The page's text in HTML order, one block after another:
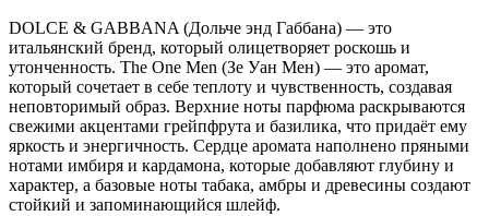
DOLCE & GABBANA (Дольче энд Габбана) — это
итальянский бренд, который олицетворяет роскошь и
утонченность. The One Men (Зе Уан Мен) — это аромат,
который сочетает в себе теплоту и чувственность, создавая
неповторимый образ. Верхние ноты парфюма раскрываются
свежими акцентами грейпфрута и базилика, что придаёт ему
яркость и энергичность. Сердце аромата наполнено пряными
нотами имбиря и кардамона, которые добавляют глубину и
характер, а базовые ноты табака, амбры и древесины создают
стойкий и запоминающийся шлейф.